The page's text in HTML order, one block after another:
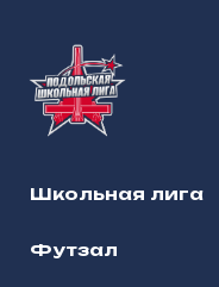
Школьная лига
Футзал